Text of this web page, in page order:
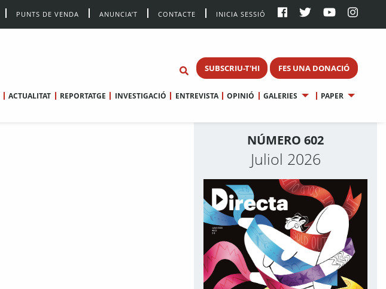
PUNTS DE VENDA ANUNCIA’T CONTACTE INICIA SESSIÓ
SUBSCRIU-T'HI FES UNA DONACIÓ
ACTUALITAT REPORTATGE INVESTIGACIÓ ENTREVISTA OPINIÓ GALERIES PAPER
NÚMERO 602
Juliol 2026